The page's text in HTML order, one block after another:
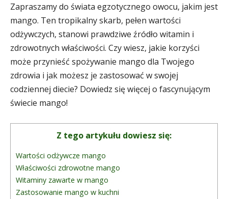
Zapraszamy do świata egzotycznego owocu, jakim jest
mango. Ten tropikalny skarb, pełen wartości
odżywczych, stanowi prawdziwe źródło witamin i
zdrowotnych właściwości. Czy wiesz, jakie korzyści
może przynieść spożywanie mango dla Twojego
zdrowia i jak możesz je zastosować w swojej
codziennej diecie? Dowiedz się więcej o fascynującym
świecie mango!
Z tego artykułu dowiesz się:
Wartości odżywcze mango
Właściwości zdrowotne mango
Witaminy zawarte w mango
Zastosowanie mango w kuchni